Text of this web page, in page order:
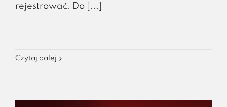
rejestrować. Do [...]
Czytaj dalej